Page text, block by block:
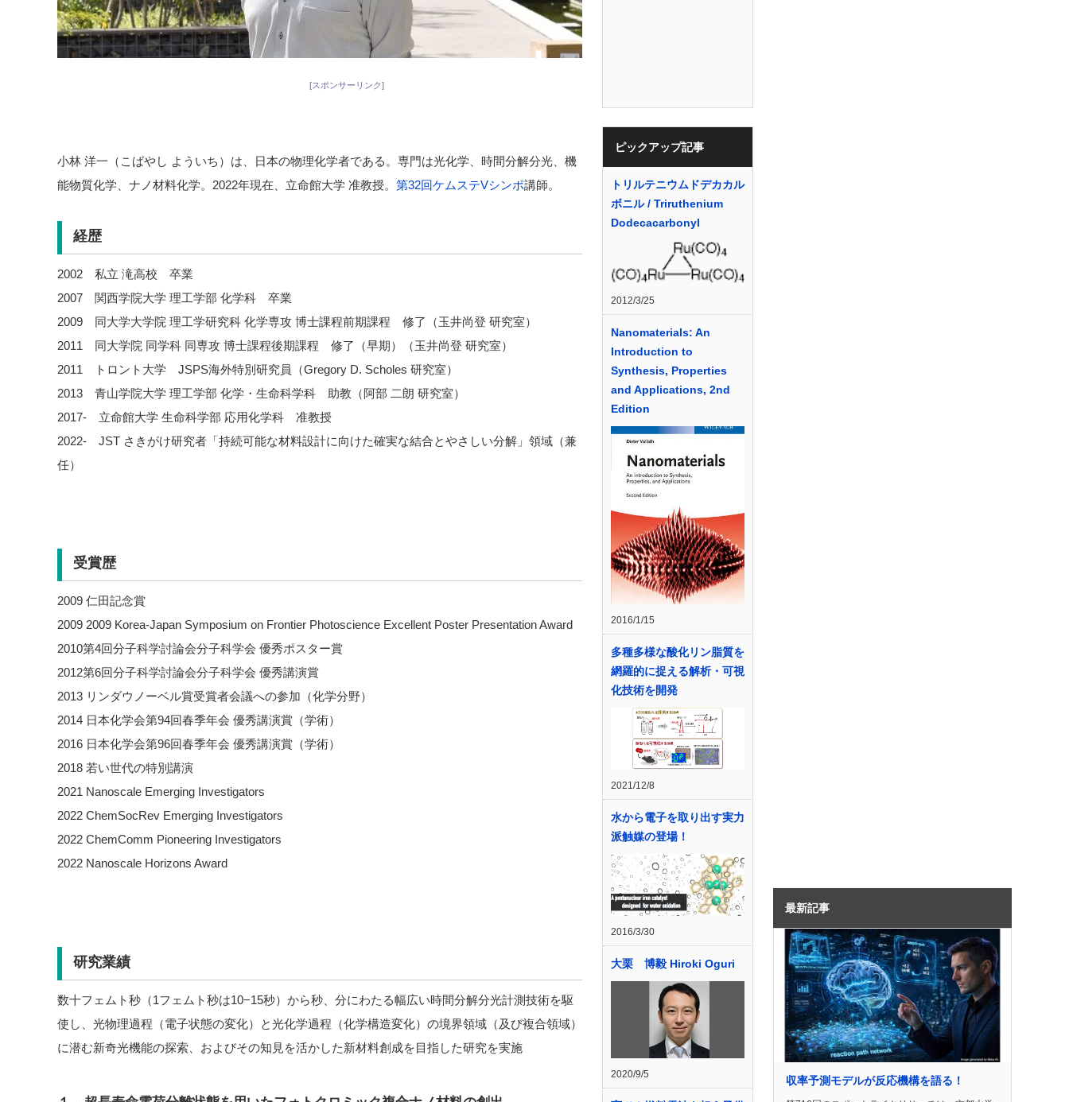
[スポンサーリンク]
小林 洋一（こばやし よういち）は、日本の物理化学者である。専門は光化学、時間分解分光、機
能物質化学、ナノ材料化学。2022年現在、立命館大学 准教授。 第32回ケムステVシンポ講師。
経歴
2002 私立 滝高校 卒業
2007 関西学院大学 理工学部 化学科 卒業
2009 同大学大学院 理工学研究科 化学専攻 博士課程前期課程 修了（玉井尚登 研究室）
2011 同大学院 同学科 同専攻 博士課程後期課程 修了（早期）（玉井尚登 研究室）
2011 トロント大学 JSPS海外特別研究員（Gregory D. Scholes 研究室）
2013 青山学院大学 理工学部 化学・生命科学科 助教（阿部 二朗 研究室）
2017- 立命館大学 生命科学部 応用化学科 准教授
2022- JST さきがけ研究者「持続可能な材料設計に向けた確実な結合とやさしい分解」領域（兼
任）
受賞歴
2009 仁田記念賞
2009 2009 Korea-Japan Symposium on Frontier Photoscience Excellent Poster Presentation Award
2010第4回分子科学討論会分子科学会 優秀ポスター賞
2012第6回分子科学討論会分子科学会 優秀講演賞
2013 リンダウノーベル賞受賞者会議への参加（化学分野）
2014 日本化学会第94回春季年会 優秀講演賞（学術）
2016 日本化学会第96回春季年会 優秀講演賞（学術）
2018 若い世代の特別講演
2021 Nanoscale Emerging Investigators
2022 ChemSocRev Emerging Investigators
2022 ChemComm Pioneering Investigators
2022 Nanoscale Horizons Award
研究業績
数十フェムト秒（1フェムト秒は10−15秒）から秒、分にわたる幅広い時間分解分光計測技術を駆
使し、光物理過程（電子状態の変化）と光化学過程（化学構造変化）の境界領域（及び複合領域）
に潜む新奇光機能の探索、およびその知見を活かした新材料創成を目指した研究を実施
ピックアップ記事
トリルテニウムドデカカル
ボニル / Triruthenium
Dodecacarbonyl
2012/3/25
Nanomaterials: An
Introduction to
Synthesis, Properties
and Applications, 2nd
Edition
2016/1/15
多種多様な酸化リン脂質を
網羅的に捉える解析・可視
化技術を開発
2021/12/8
水から電子を取り出す実力
派触媒の登場！
2016/3/30
大栗 博毅 Hiroki Oguri
2020/9/5
最新記事
収率予測モデルが反応機構を語る！